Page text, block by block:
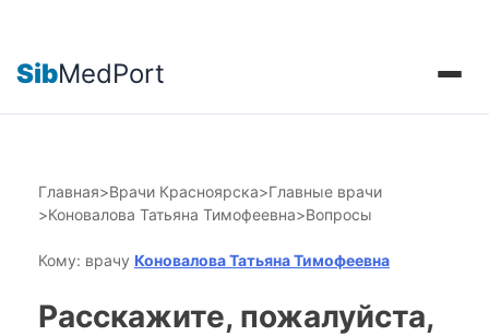
SibMedPort
Главная>Врачи Красноярска>Главные врачи
>Коновалова Татьяна Тимофеевна>Вопросы
Кому: врачу Коновалова Татьяна Тимофеевна
Расскажите, пожалуйста,